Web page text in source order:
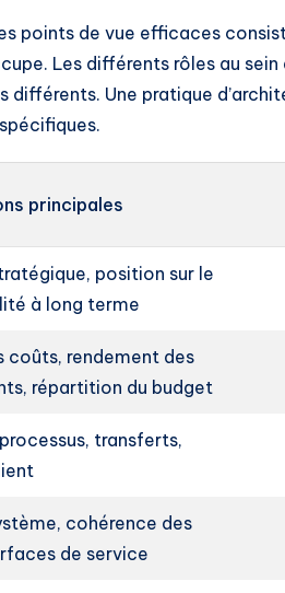
points de vue efficaces
Les différents rôles au sein
Une pratique
principales
position sur le
à long terme
coûts, rendement des
répartition du budget
transferts,
cohérence des
de service